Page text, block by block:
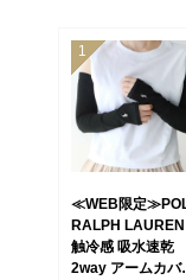
≪WEB限定
RALPH
触冷感 吸水速乾
2way アームカバ